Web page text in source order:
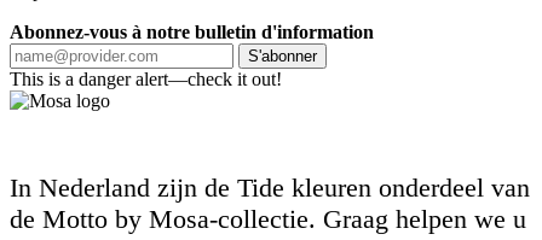
Abonnez-vous à notre bulletin d'information
S'abonner
This is a danger alert—check it out!
In Nederland zijn de Tide kleuren onderdeel van
de Motto by Mosa-collectie. Graag helpen we u